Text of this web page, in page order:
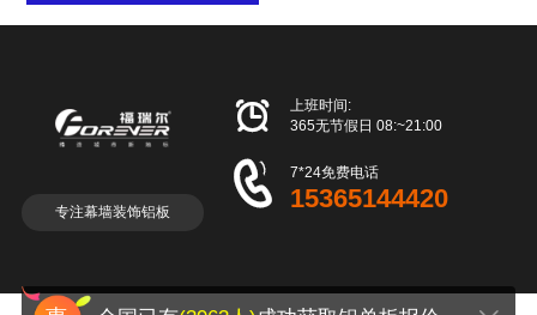
专注幕墙装饰铝板

上班时间:
365无节假日 08:~21:00
 7*24免费电话
15365144420